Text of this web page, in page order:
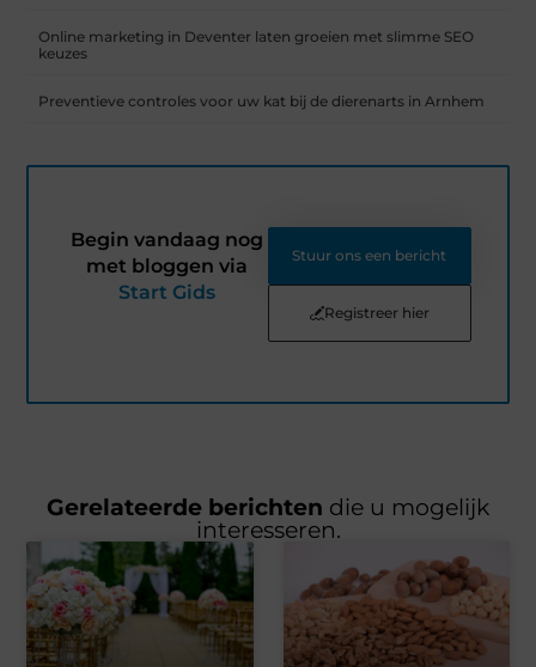
Online marketing in Deventer laten groeien met slimme SEO
keuzes
Preventieve controles voor uw kat bij de dierenarts in Arnhem
Begin vandaag nog
met bloggen via
Start Gids
Stuur ons een bericht
Registreer hier
Gerelateerde berichten die u mogelijk
interesseren.